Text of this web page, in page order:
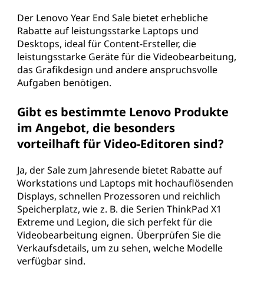
Der Lenovo Year End Sale bietet erhebliche
Rabatte auf leistungsstarke Laptops und
Desktops, ideal für Content-Ersteller, die
leistungsstarke Geräte für die Videobearbeitung,
das Grafikdesign und andere anspruchsvolle
Aufgaben benötigen.
Gibt es bestimmte Lenovo Produkte
im Angebot, die besonders
vorteilhaft für Video-Editoren sind?
Ja, der Sale zum Jahresende bietet Rabatte auf
Workstations und Laptops mit hochauflösenden
Displays, schnellen Prozessoren und reichlich
Speicherplatz, wie z. B. die Serien ThinkPad X1
Extreme und Legion, die sich perfekt für die
Videobearbeitung eignen. Überprüfen Sie die
Verkaufsdetails, um zu sehen, welche Modelle
verfügbar sind.